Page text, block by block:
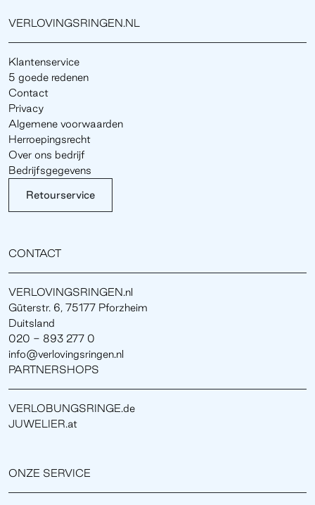
VERLOVINGSRINGEN.NL
Klantenservice
5 goede redenen
Contact
Privacy
Algemene voorwaarden
Herroepingsrecht
Over ons bedrijf
Bedrijfsgegevens
Retourservice
CONTACT
VERLOVINGSRINGEN.nl
Güterstr. 6, 75177 Pforzheim
Duitsland
020 - 893 277 0
info@verlovingsringen.nl
PARTNERSHOPS
VERLOBUNGSRINGE.de
JUWELIER.at
ONZE SERVICE